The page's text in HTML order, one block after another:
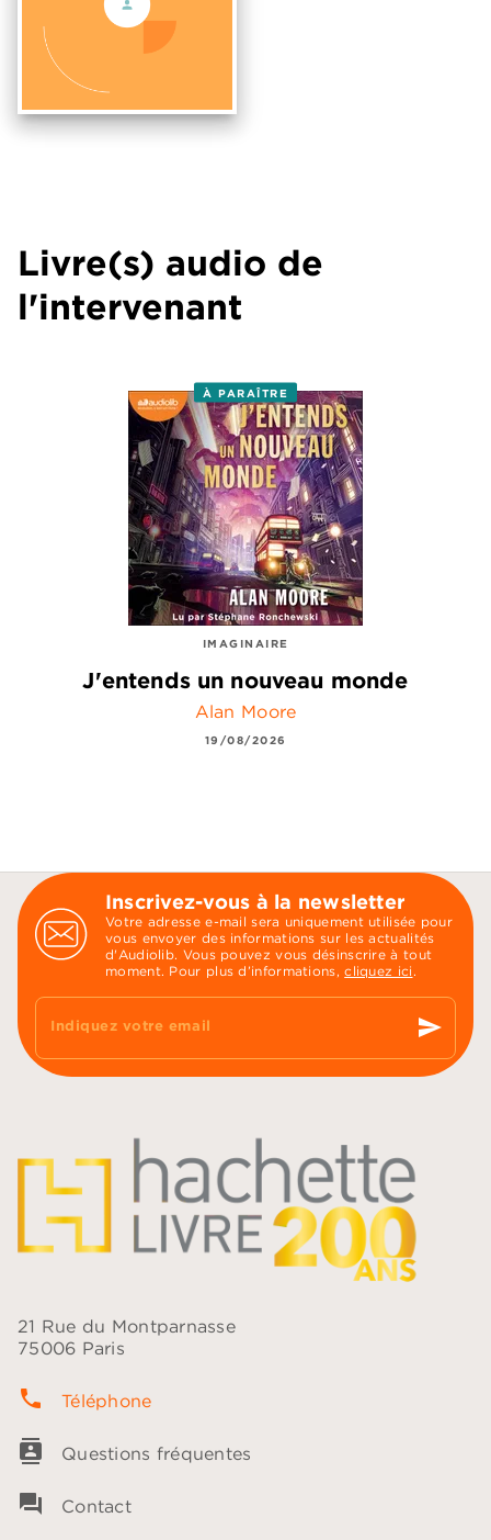
Livre(s) audio de
l'intervenant
À PARAÎTRE
IMAGINAIRE
J'entends un nouveau monde
Alan Moore
19/08/2026
Inscrivez-vous à la newsletter
Votre adresse e-mail sera uniquement utilisée pour
vous envoyer des informations sur les actualités
d'Audiolib. Vous pouvez vous désinscrire à tout
moment. Pour plus d’informations,cliquez ici .
Indiquez votre email send
21 Rue du Montparnasse
75006 Paris
phone Téléphone
contacts Questions fréquentes
question_answer Contact